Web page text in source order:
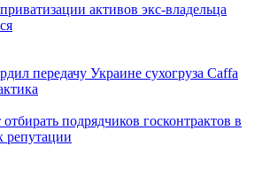
активов экс-владельца
передачу Украине сухогруза Caffa
подрядчиков госконтрактов в
репутации